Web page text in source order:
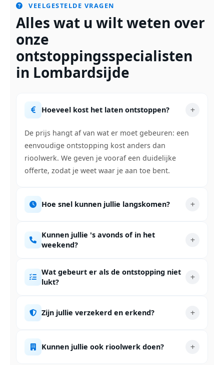
VEELGESTELDE VRAGEN
Alles wat u wilt weten over
onze
ontstoppingsspecialisten
in Lombardsijde
Hoeveel kost het laten ontstoppen?
De prijs hangt af van wat er moet gebeuren: een
eenvoudige ontstopping kost anders dan
rioolwerk. We geven je vooraf een duidelijke
offerte, zodat je weet waar je aan toe bent.
Hoe snel kunnen jullie langskomen?
Kunnen jullie 's avonds of in het
weekend?
Wat gebeurt er als de ontstopping niet
lukt?
Zijn jullie verzekerd en erkend?
Kunnen jullie ook rioolwerk doen?